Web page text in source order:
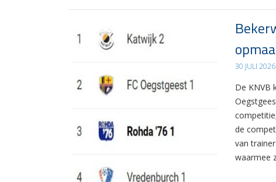
30 JULI 2026
De KNVB
de
van
waarmee